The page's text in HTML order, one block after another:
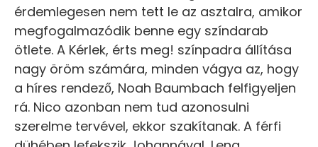
érdemlegesen nem tett le az asztalra, amikor
megfogalmazódik benne egy színdarab
ötlete. A Kérlek, érts meg! színpadra állítása
nagy öröm számára, minden vágya az, hogy
a híres rendező, Noah Baumbach felfigyeljen
rá. Nico azonban nem tud azonosulni
szerelme tervével, ekkor szakítanak. A férfi